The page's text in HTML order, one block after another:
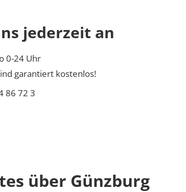
jederzeit an
0-24 Uhr
garantiert kostenlos!
86 72 3
über Günzburg